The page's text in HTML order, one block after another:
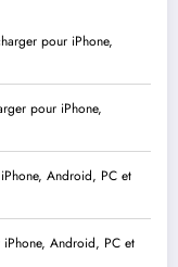
pour iPhone,
pour iPhone,
Android, PC et
iPhone, Android, PC et